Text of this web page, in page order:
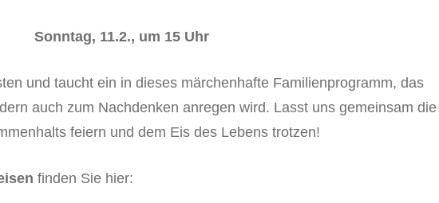
Sonntag, 11.2., um 15 Uhr
und taucht ein in dieses märchenhafte Familienprogramm, das
auch zum Nachdenken anregen wird. Lasst uns gemeinsam die
feiern und dem Eis des Lebens trotzen!
finden Sie hier: